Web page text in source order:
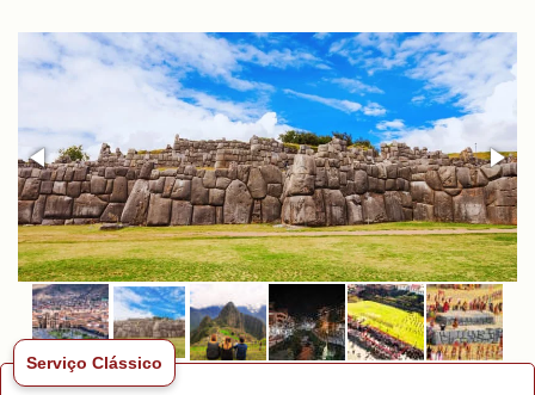
Serviço Clássico